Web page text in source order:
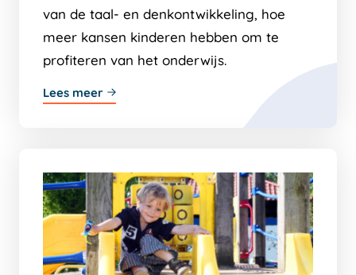
van de taal- en denkontwikkeling, hoe
meer kansen kinderen hebben om te
profiteren van het onderwijs.
Lees meer